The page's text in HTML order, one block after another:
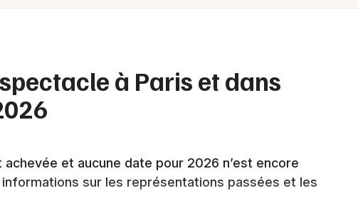
Sports
Expos
Mulhouse
Nice
Toulouse
à Paris et dans
et aucune date pour 2026 n’est encore
sur les représentations passées et les